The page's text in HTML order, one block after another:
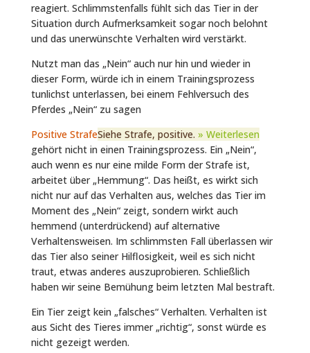
reagiert. Schlimmstenfalls fühlt sich das Tier in der
Situation durch Aufmerksamkeit sogar noch belohnt
und das unerwünschte Verhalten wird verstärkt.
Nutzt man das „Nein“ auch nur hin und wieder in
dieser Form, würde ich in einem Trainingsprozess
tunlichst unterlassen, bei einem Fehlversuch des
Pferdes „Nein“ zu sagen
Positive StrafeSiehe Strafe, positive. » Weiterlesen
gehört nicht in einen Trainingsprozess. Ein „Nein“,
auch wenn es nur eine milde Form der Strafe ist,
arbeitet über „Hemmung“. Das heißt, es wirkt sich
nicht nur auf das Verhalten aus, welches das Tier im
Moment des „Nein“ zeigt, sondern wirkt auch
hemmend (unterdrückend) auf alternative
Verhaltensweisen. Im schlimmsten Fall überlassen wir
das Tier also seiner Hilflosigkeit, weil es sich nicht
traut, etwas anderes auszuprobieren. Schließlich
haben wir seine Bemühung beim letzten Mal bestraft.
Ein Tier zeigt kein „falsches“ Verhalten. Verhalten ist
aus Sicht des Tieres immer „richtig“, sonst würde es
nicht gezeigt werden.